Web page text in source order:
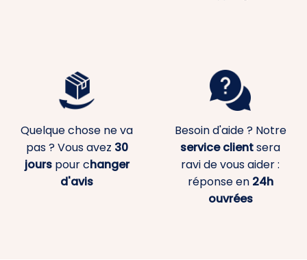
Quelque chose ne va
pas ? Vous avez 30
jourspour changer
d'avis
Besoin d'aide ? Notre
service clientsera
ravi de vous aider :
réponse en 24h
ouvrées